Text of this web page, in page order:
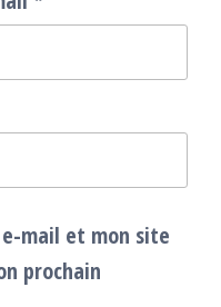
mail et mon site
prochain